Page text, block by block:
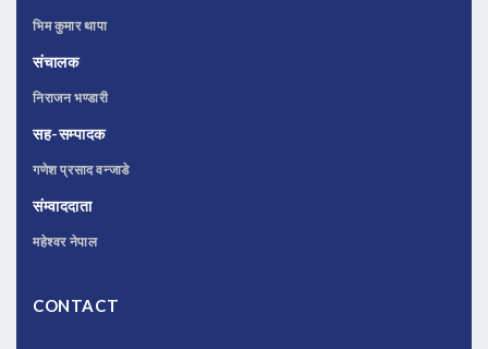
भिम कुमार थापा
संचालक
निराजन भण्डारी
सह-सम्पादक
गणेश प्रसाद वन्जाडे
संम्वाददाता
महेश्वर नेपाल
CONTACT